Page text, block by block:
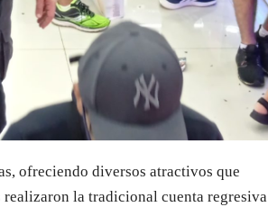
ofreciendo diversos atractivos que
realizaron la tradicional cuenta regresiva